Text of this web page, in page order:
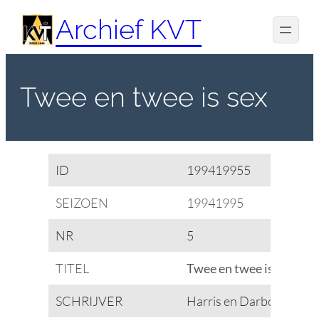
Spring
naar
de
Archief KVT
Twee en twee is sex
ID 199419955
SEIZOEN 19941995
NR 5
TITEL Twee en twee is sex
SCHRIJVER Harris en Darbon